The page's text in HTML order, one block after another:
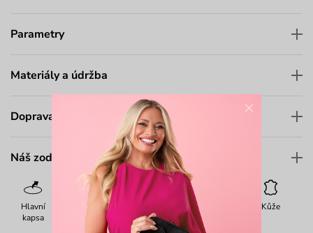
Parametry
Materiály a údržba
Doprava a platba
Náš zodpovědný přístup
Hlavní
kapsa
Kapsičky
magnet
Zavírání zip Kůže
×